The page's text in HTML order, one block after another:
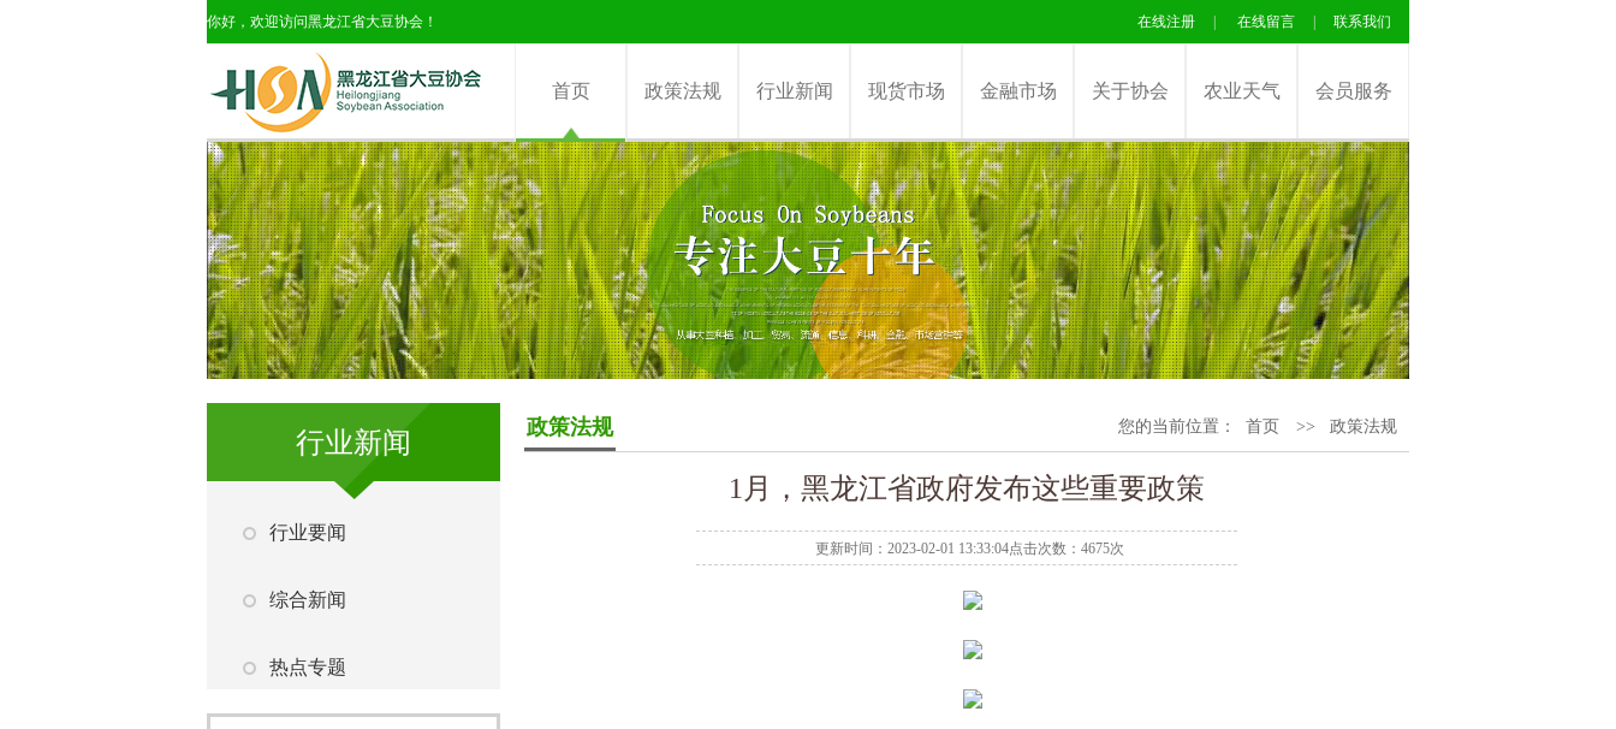
你好，欢迎访问黑龙江省大豆协会！ 在线注册 在线留言 联系我们
首页 政策法规 行业新闻 现货市场 金融市场 关于协会 农业天气 会员服务
行业新闻
行业要闻
综合新闻
热点专题
政策法规 您的当前位置： 首页 >> 政策法规
1月，黑龙江省政府发布这些重要政策
更新时间：2023-02-01 13:33:04点击次数：4675次